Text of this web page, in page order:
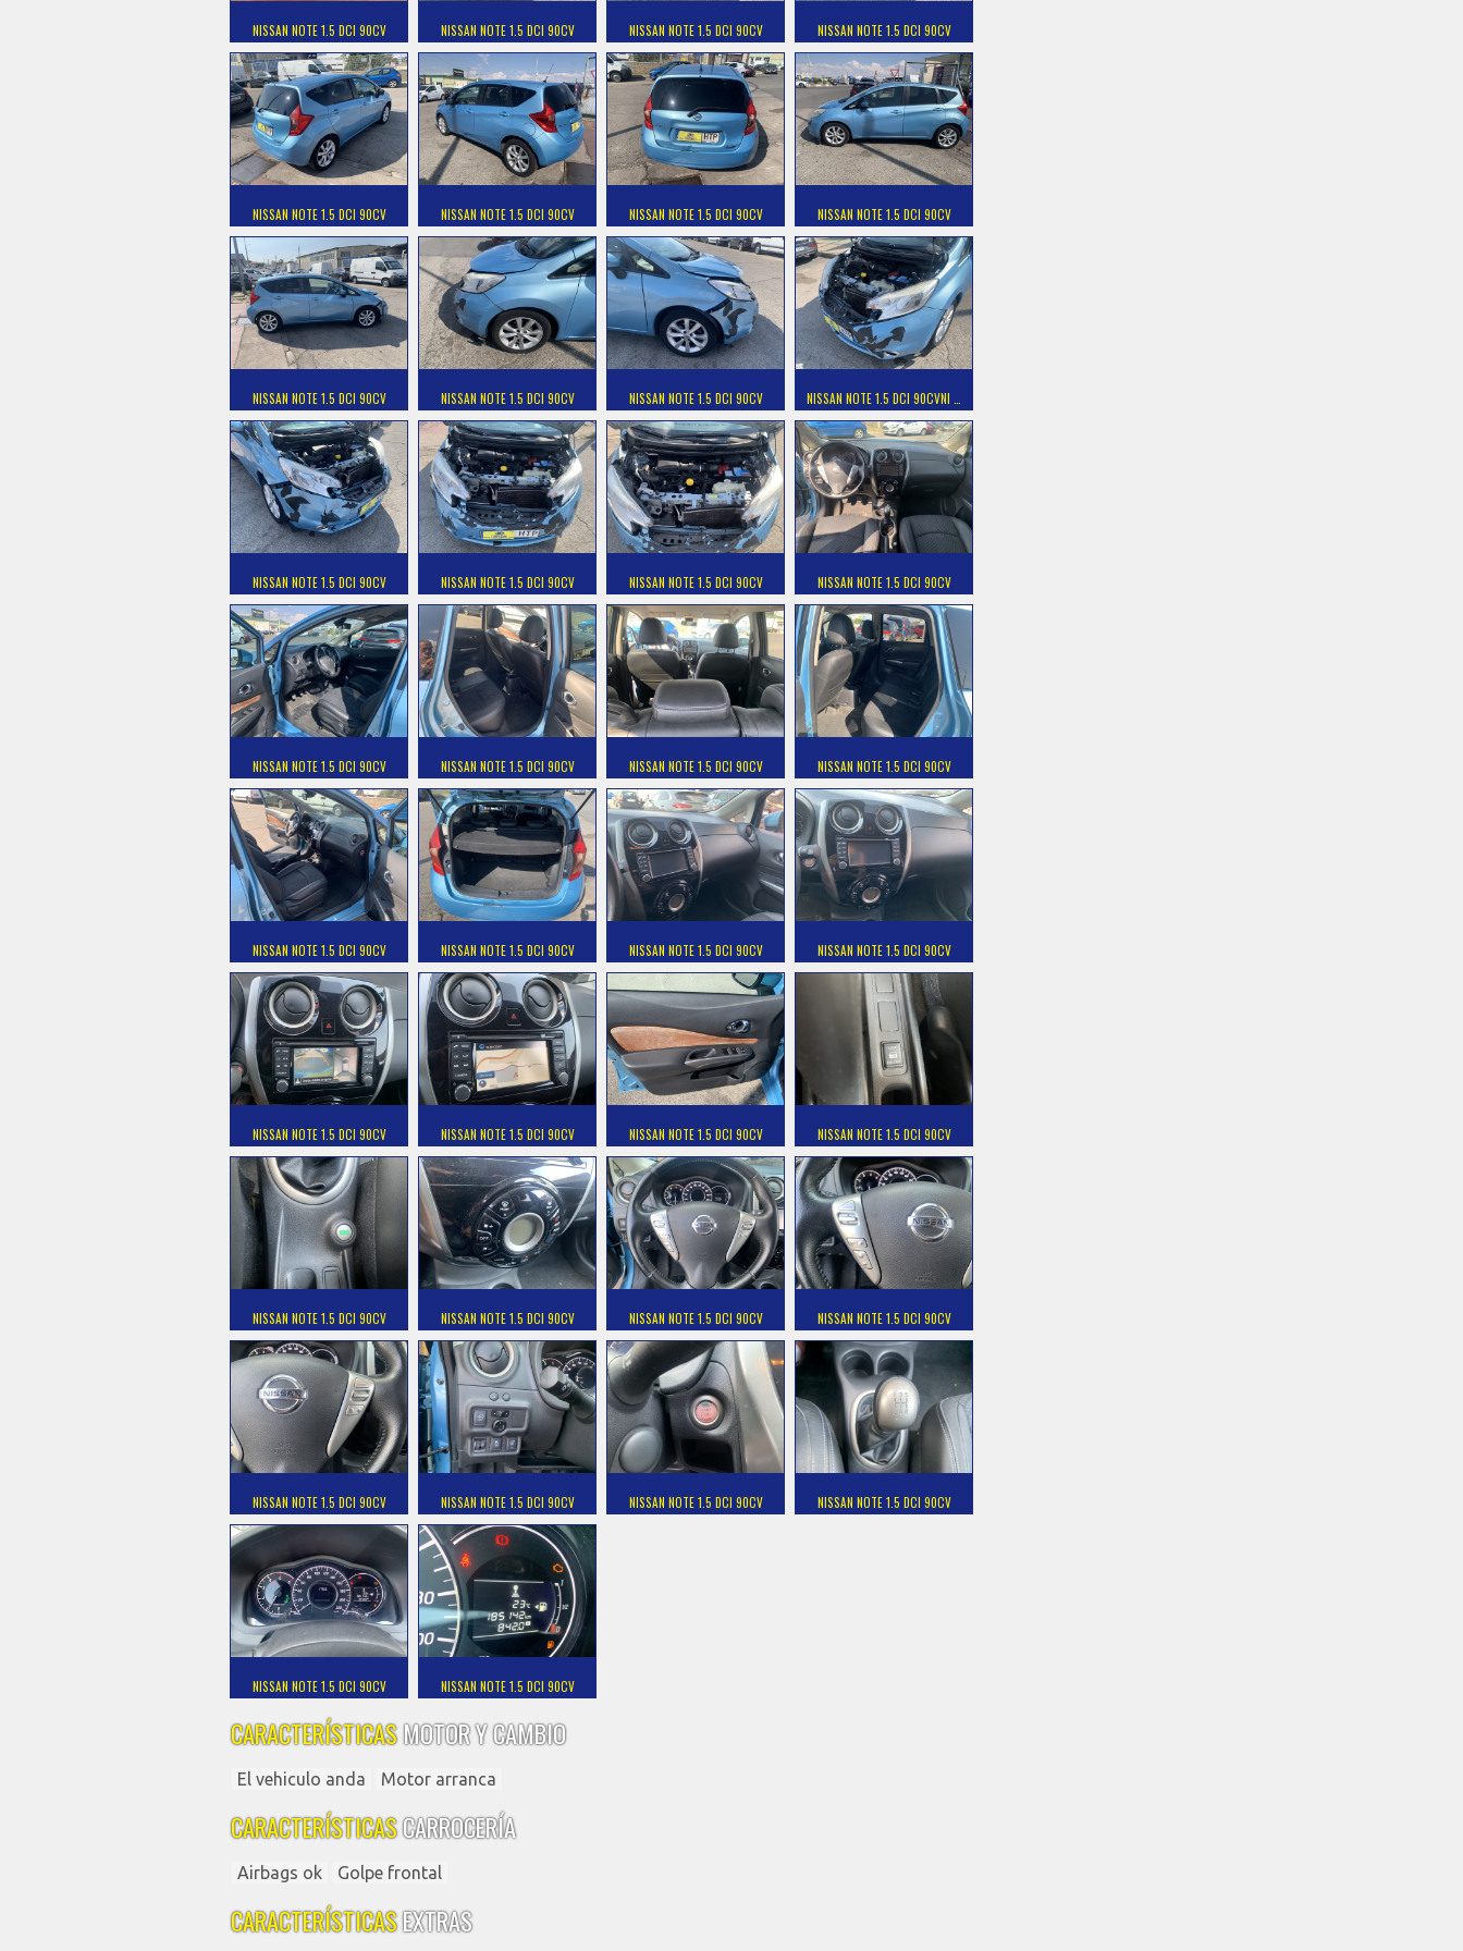
NISSAN NOTE 1.5 DCI 90CV NISSAN NOTE 1.5 DCI 90CV NISSAN NOTE 1.5 DCI 90CV NISSAN NOTE 1.5 DCI 90CV
NISSAN NOTE 1.5 DCI 90CV NISSAN NOTE 1.5 DCI 90CV NISSAN NOTE 1.5 DCI 90CV NISSAN NOTE 1.5 DCI 90CV
NISSAN NOTE 1.5 DCI 90CV NISSAN NOTE 1.5 DCI 90CV NISSAN NOTE 1.5 DCI 90CV NISSAN NOTE 1.5 DCI 90CVNI …
NISSAN NOTE 1.5 DCI 90CV NISSAN NOTE 1.5 DCI 90CV NISSAN NOTE 1.5 DCI 90CV NISSAN NOTE 1.5 DCI 90CV
NISSAN NOTE 1.5 DCI 90CV NISSAN NOTE 1.5 DCI 90CV NISSAN NOTE 1.5 DCI 90CV NISSAN NOTE 1.5 DCI 90CV
NISSAN NOTE 1.5 DCI 90CV NISSAN NOTE 1.5 DCI 90CV NISSAN NOTE 1.5 DCI 90CV NISSAN NOTE 1.5 DCI 90CV
NISSAN NOTE 1.5 DCI 90CV NISSAN NOTE 1.5 DCI 90CV NISSAN NOTE 1.5 DCI 90CV NISSAN NOTE 1.5 DCI 90CV
NISSAN NOTE 1.5 DCI 90CV NISSAN NOTE 1.5 DCI 90CV NISSAN NOTE 1.5 DCI 90CV NISSAN NOTE 1.5 DCI 90CV
NISSAN NOTE 1.5 DCI 90CV NISSAN NOTE 1.5 DCI 90CV NISSAN NOTE 1.5 DCI 90CV NISSAN NOTE 1.5 DCI 90CV
NISSAN NOTE 1.5 DCI 90CV NISSAN NOTE 1.5 DCI 90CV
CARACTERÍSTICASMOTOR Y CAMBIO
El vehiculo anda Motor arranca
CARACTERÍSTICASCARROCERÍA
Airbags ok Golpe frontal
CARACTERÍSTICASEXTRAS